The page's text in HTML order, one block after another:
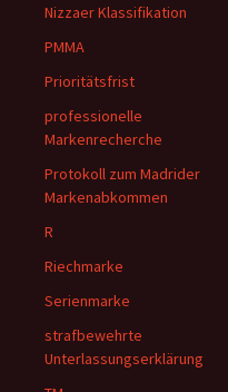
Nizzaer Klassifikation
PMMA
Prioritätsfrist
professionelle
Markenrecherche
Protokoll zum Madrider
Markenabkommen
R
Riechmarke
Serienmarke
strafbewehrte
Unterlassungserklärung